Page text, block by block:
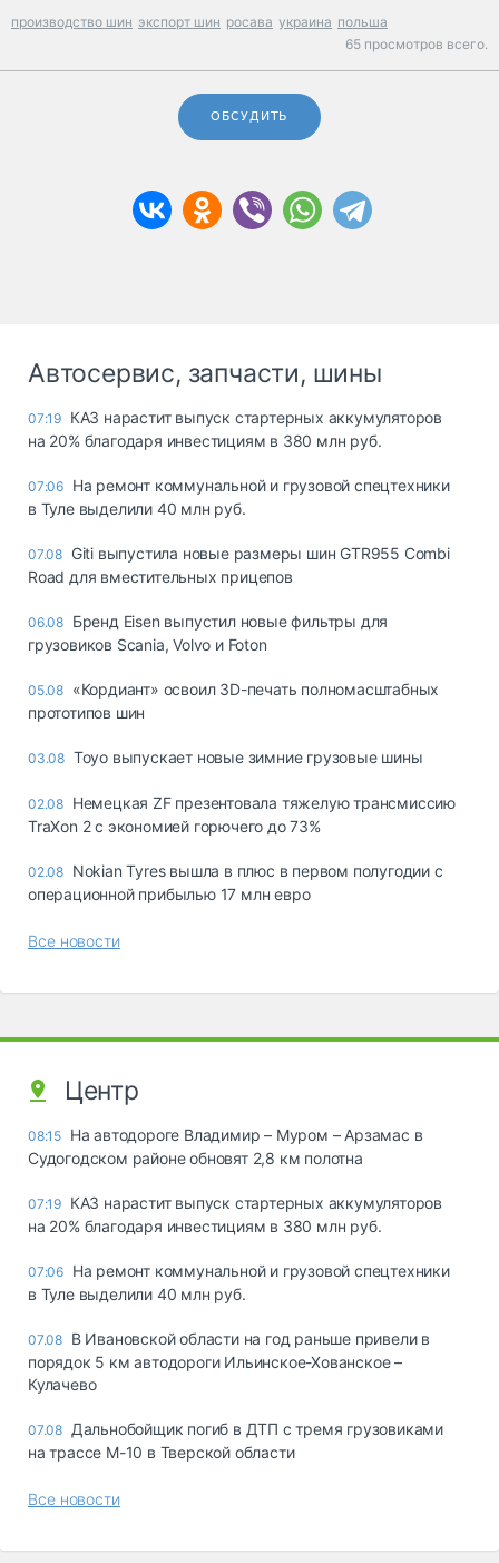
производство шин экспорт шин росава украина польша
65 просмотров всего.
ОБСУДИТЬ
Автосервис, запчасти, шины
07:19 КАЗ нарастит выпуск стартерных аккумуляторов
на 20% благодаря инвестициям в 380 млн руб.
07:06 На ремонт коммунальной и грузовой спецтехники
в Туле выделили 40 млн руб.
07.08 Giti выпустила новые размеры шин GTR955 Combi
Road для вместительных прицепов
06.08 Бренд Eisen выпустил новые фильтры для
грузовиков Scania, Volvo и Foton
05.08 «Кордиант» освоил 3D-печать полномасштабных
прототипов шин
03.08 Toyo выпускает новые зимние грузовые шины
02.08 Немецкая ZF презентовала тяжелую трансмиссию
TraXon 2 с экономией горючего до 73%
02.08 Nokian Tyres вышла в плюс в первом полугодии с
операционной прибылью 17 млн евро
Все новости
Центр
08:15 На автодороге Владимир – Муром – Арзамас в
Судогодском районе обновят 2,8 км полотна
07:19 КАЗ нарастит выпуск стартерных аккумуляторов
на 20% благодаря инвестициям в 380 млн руб.
07:06 На ремонт коммунальной и грузовой спецтехники
в Туле выделили 40 млн руб.
07.08 В Ивановской области на год раньше привели в
порядок 5 км автодороги Ильинское-Хованское –
Кулачево
07.08 Дальнобойщик погиб в ДТП с тремя грузовиками
на трассе М-10 в Тверской области
Все новости